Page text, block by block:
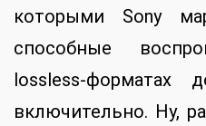
которыми Sony
способные
lossless-
включительно. Ну,